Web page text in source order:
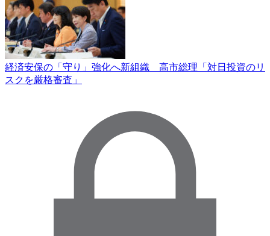
経済安保の「守り」強化へ新組織 高市総理「対日投資のリ
スクを厳格審査」